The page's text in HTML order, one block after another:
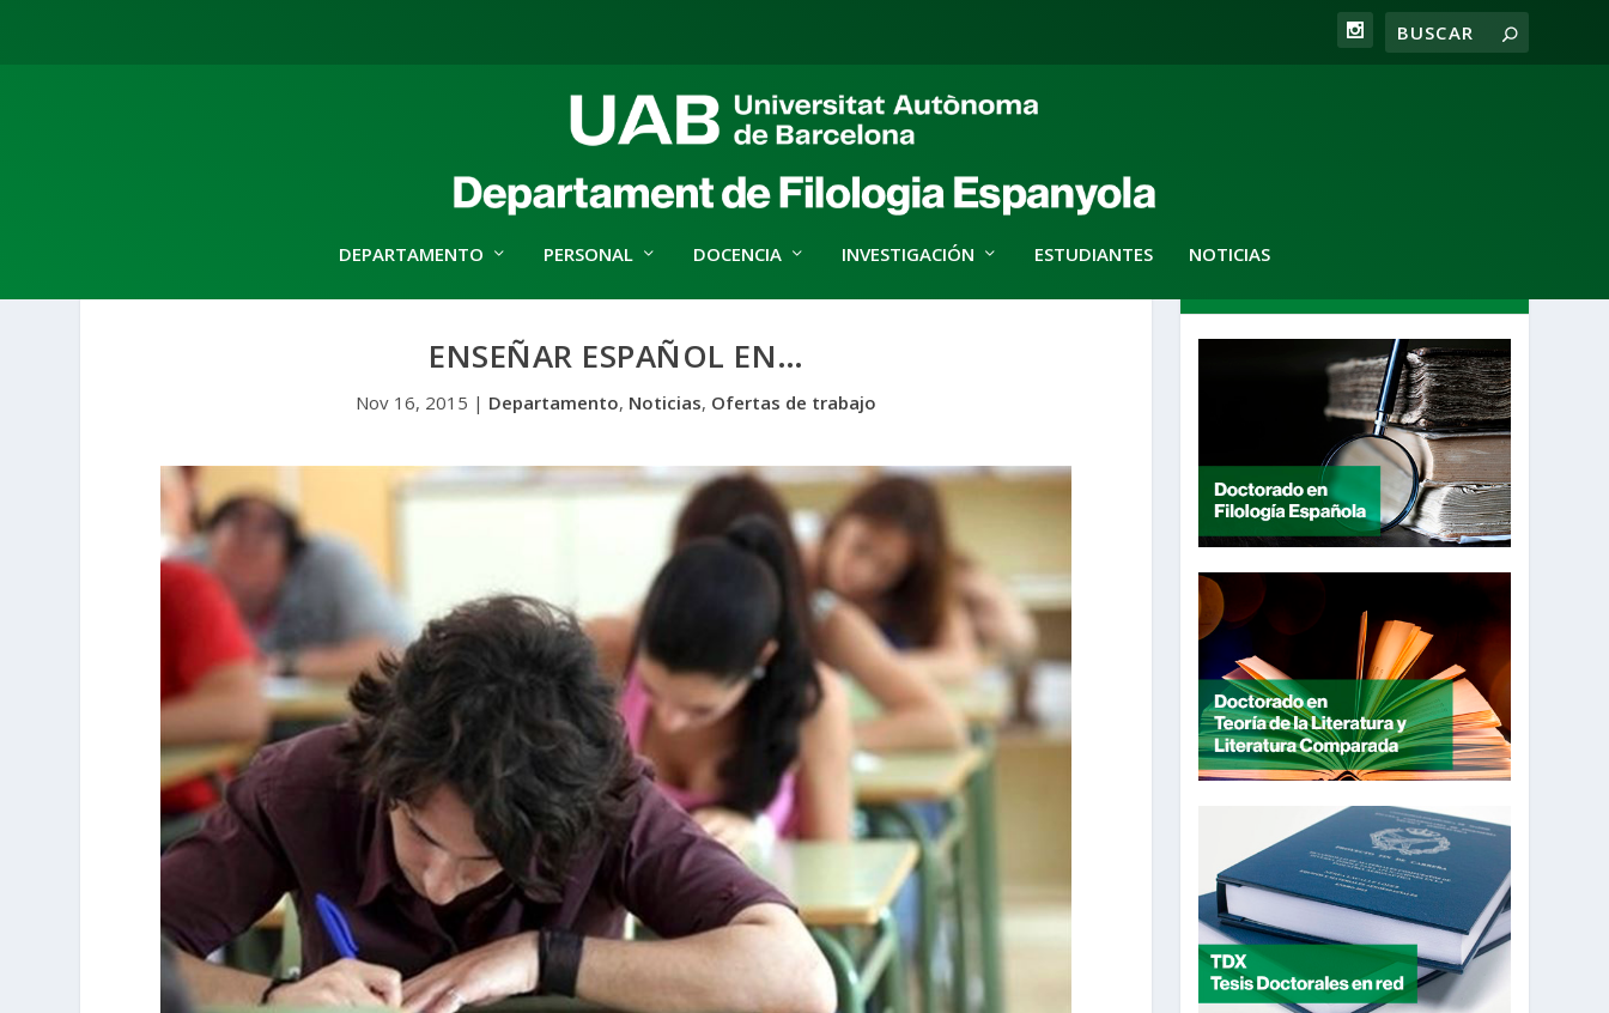
DEPARTAMENTO PERSONAL DOCENCIA INVESTIGACIÓN ESTUDIANTES NOTICIAS
ENSEÑAR ESPAÑOL EN…
Nov 16, 2015 | Departamento, Noticias, Ofertas de trabajo
DESTACADOS